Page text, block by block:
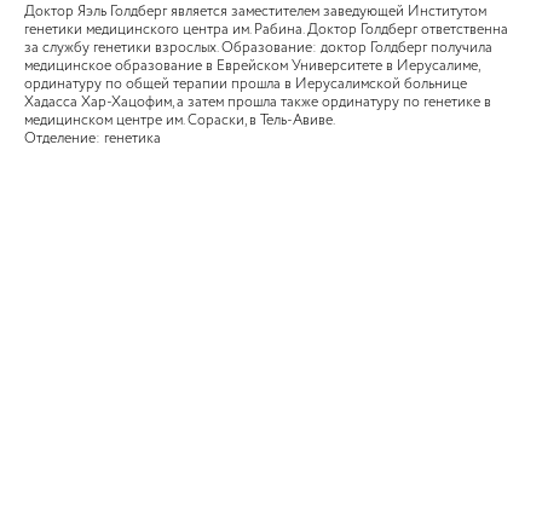
Доктор Яэль Голдберг является заместителем заведующей Институтом
генетики медицинского центра им. Рабина. Доктор Голдберг ответственна
за службу генетики взрослых. Образование: доктор Голдберг получила
медицинское образование в Еврейском Университете в Иерусалиме,
ординатуру по общей терапии прошла в Иерусалимской больнице
Хадасса Хар-Хацофим, а затем прошла также ординатуру по генетике в
медицинском центре им. Сораски, в Тель-Авиве.
Отделение: генетика